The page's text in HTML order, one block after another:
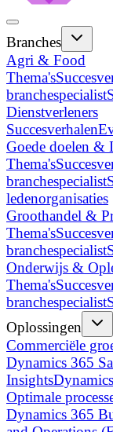
Branches
Agri & Food
Thema's
branchespecialist
Dienstverleners
Succesverhalen
Goede doelen &
Thema's
branchespecialist
ledenorganisaties
Groothandel &
Thema's
branchespecialist
Onderwijs &
Thema's
branchespecialist
Oplossingen
Commerciële
Dynamics 365
Insights
Optimale
Dynamics 365